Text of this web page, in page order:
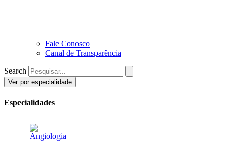
Fale Conosco
Canal de Transparência
Search
Ver por especialidade
Especialidades